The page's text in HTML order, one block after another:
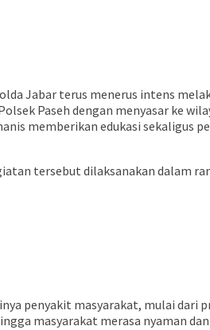
Jabar terus menerus intens
Paseh dengan menyasar ke
memberikan edukasi sekaligus
tersebut dilaksanakan dalam
penyakit masyarakat, mulai dari
masyarakat merasa nyaman